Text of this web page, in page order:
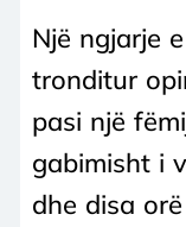
Një ngjarje
tronditur
pasi një
gabimisht i
dhe disa